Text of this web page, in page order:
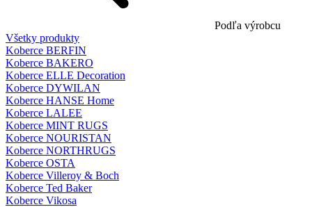
Podľa výrobcu
Všetky produkty
Koberce BERFIN
Koberce BAKERO
Koberce ELLE Decoration
Koberce DYWILAN
Koberce HANSE Home
Koberce LALEE
Koberce MINT RUGS
Koberce NOURISTAN
Koberce NORTHRUGS
Koberce OSTA
Koberce Villeroy & Boch
Koberce Ted Baker
Koberce Vikosa